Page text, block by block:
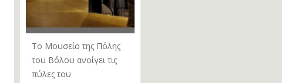
Το Μουσείο της Πόλης
του Βόλου ανοίγει τις
πύλες του